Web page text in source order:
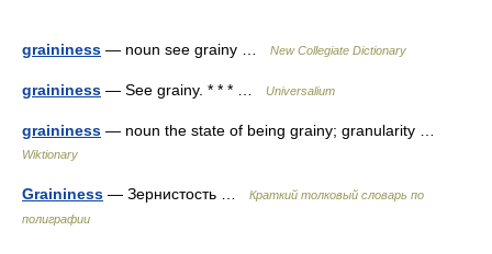
graininess — noun see grainy … New Collegiate Dictionary
graininess — See grainy. * * * … Universalium
graininess — noun the state of being grainy; granularity …
Wiktionary
Graininess — Зернистость …
Краткий толковый словарь по
полиграфии